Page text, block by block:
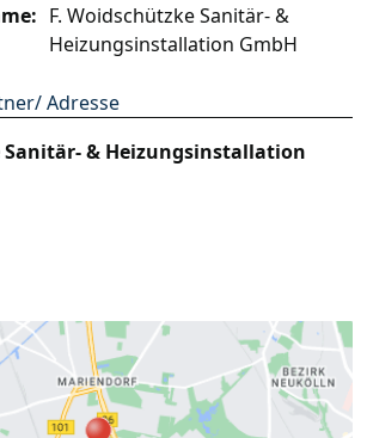
F. Woidschützke Sanitär- &
Heizungsinstallation GmbH
Adresse
Sanitär- & Heizungsinstallation